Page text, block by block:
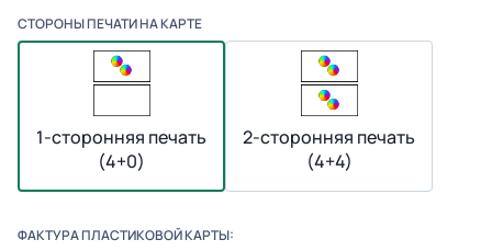
СТОРОНЫ ПЕЧАТИ НА КАРТЕ
1-сторонняя печать
(4+0)
2-сторонняя печать
(4+4)
ФАКТУРА ПЛАСТИКОВОЙ КАРТЫ: